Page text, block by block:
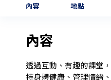
內容 地點
內容
透過互動、有趣的課堂
持身體健康、管理情緒